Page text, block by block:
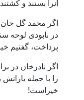
آنرا بستند و
اگر محمد گل خان
در نابودی لوحه
پرداخت، گفتیم
اگر نادرخان در
را با جمله
خیراست!